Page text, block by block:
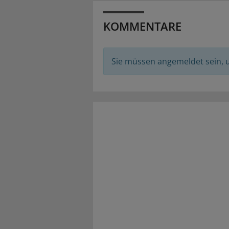
KOMMENTARE
Sie müssen angemeldet